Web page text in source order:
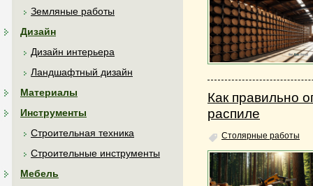
Земляные работы
Дизайн
Дизайн интерьера
Ландшафтный дизайн
Материалы
Инструменты
Строительная техника
Строительные инструменты
Мебель
Как правильно
распиле
Столярные работы